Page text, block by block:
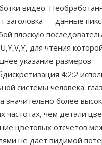
видео.
заголовка — данные
плоскую
для чтения
указание размеров
4:2:2
системы человека:
значительно более
частотах, чем детали
цветовых отсчетов
не дает видимой